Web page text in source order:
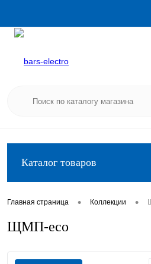
Каталог товаров
Главная страница • Коллекции •
ЩМП-eco